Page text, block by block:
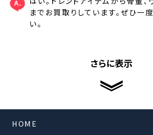
までお買取りしています。ぜひ一
い。
さらに表示
HOME